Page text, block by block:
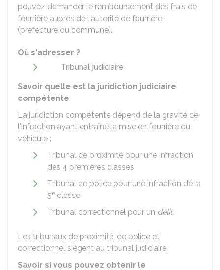
pouvez demander le remboursement des frais de
fourrière auprès de l'autorité de fourrière
(préfecture ou commune).
Où s'adresser ?
Tribunal judiciaire
Savoir quelle est la juridiction judiciaire
compétente
La juridiction compétente dépend de la gravité de
l'infraction ayant entraîné la mise en fourrière du
véhicule :
Tribunal de proximité pour une infraction
des 4 premières classes
Tribunal de police pour une infraction de la
5e classe
Tribunal correctionnel pour un délit.
Les tribunaux de proximité, de police et
correctionnel siègent au tribunal judiciaire.
Savoir si vous pouvez obtenir le